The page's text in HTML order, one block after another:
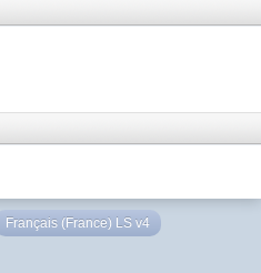
Français (France) LS v4